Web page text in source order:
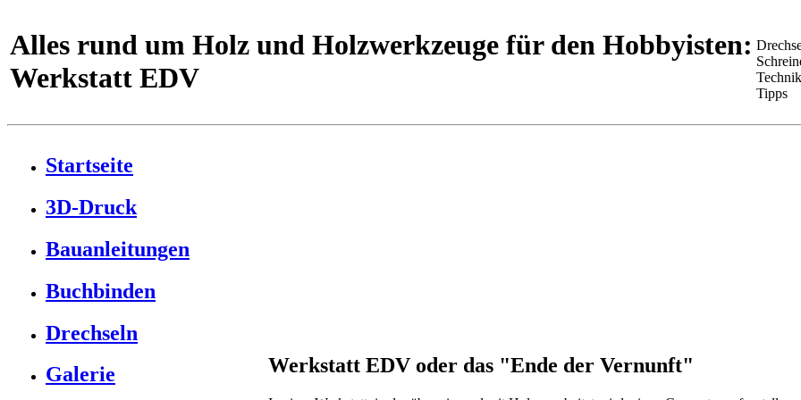
Alles rund um Holz und Holzwerkzeuge für den Hobbyisten:
Werkstatt EDV
Technik
Tipps
Startseite
3D-Druck
Bauanleitungen
Buchbinden
Drechseln
Galerie
Werkstatt EDV oder das "Ende der Vernunft"